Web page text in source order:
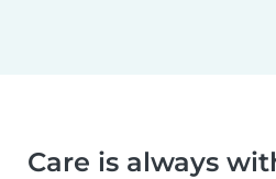
Care is always